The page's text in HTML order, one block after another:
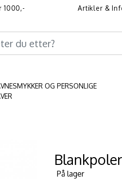
1000,- Artikler &
OG PERSONLIGE
På lager